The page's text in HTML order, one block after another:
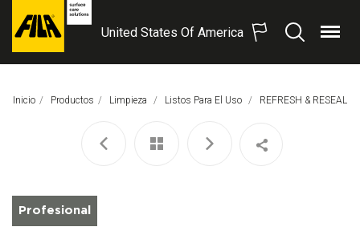
FILA
S.p.A.
United States Of America
BuscarMenú
Inicio Productos Limpieza Listos Para El Uso Página Actual:
REFRESH & RESEAL
Profesional